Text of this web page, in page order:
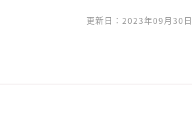
更新日： 2023年09月30日